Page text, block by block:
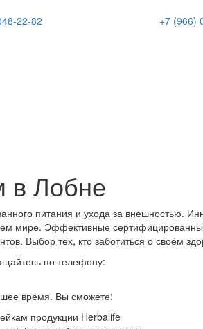
22-82 +7 (966)
в Лобне
питания и ухода за внешностью.
мире. Эффективные
Выбор тех, кто заботиться о своём
по телефону:
время. Вы сможете:
продукции Herbalife